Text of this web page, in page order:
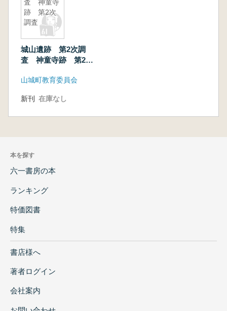
査 神童寺
跡 第2次
調査
城山遺跡 第2次調
査 神童寺跡 第2次
山城町教育委員会
新刊 在庫なし
本を探す
六一書房の本
ランキング
特価図書
特集
書店様へ
著者ログイン
会社案内